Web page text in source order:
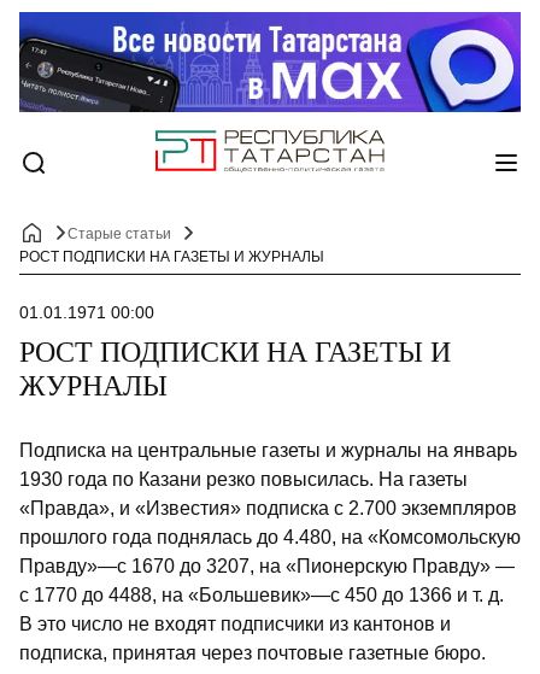
Старые статьи
РОСТ ПОДПИСКИ НА ГАЗЕТЫ И ЖУРНАЛЫ
01.01.1971 00:00
РОСТ ПОДПИСКИ НА ГАЗЕТЫ И
ЖУРНАЛЫ
Подписка на центральные газеты и журналы на январь
1930 года по Казани резко повысилась. На газеты
«Правда», и «Известия» подписка с 2.700 экзем­пляров
прошлого года поднялась до 4.480, на «Комсомольскую
Правду»—с 1670 до 3207, на «Пионерскую Правду» —
с 1770 до 4488, на «Большевик»—с 450 до 1366 и т. д.
В это число не вхо­дят подписчики из кантонов и
подписка, принятая через почтовые газетные бюро.